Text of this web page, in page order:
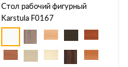
Стол рабочий фигурный
Karstula F0167